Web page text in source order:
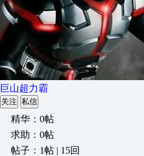
巨山超力霸
关注 私信
精华：0帖
求助：0帖
帖子：1帖 | 15回